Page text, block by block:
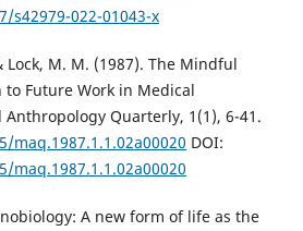
022-01043-x
Lock, M. M. (1987). The Mindful
to Future Work in Medical
Quarterly, 1(1), 6-41.
DOI:
A new form of life as the